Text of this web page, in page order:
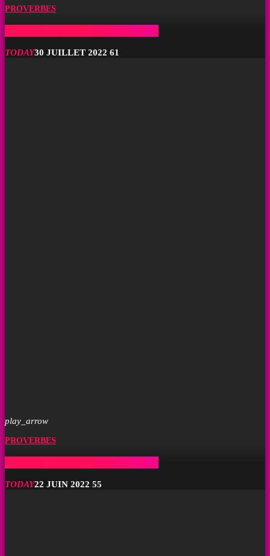
PROVERBES
Pòtalan : Le proverbe du Jour N°28
TODAY30 JUILLET 2022 61
play_arrow
PROVERBES
Pòtalan : Le proverbe du Jour N°27
TODAY22 JUIN 2022 55